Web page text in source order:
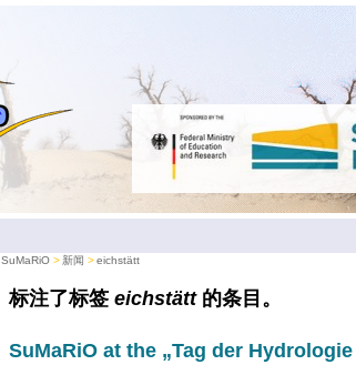
SuMaRiO 新闻 eichstätt
标注了标签 eichstätt的条目。
SuMaRiO at the „Tag der